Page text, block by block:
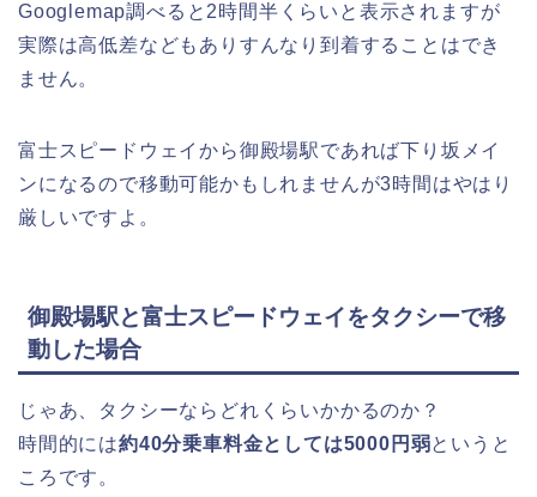
Googlemap調べると2時間半くらいと表示されますが
実際は高低差などもありすんなり到着することはでき
ません。
富士スピードウェイから御殿場駅であれば下り坂メイ
ンになるので移動可能かもしれませんが3時間はやはり
厳しいですよ。
御殿場駅と富士スピードウェイをタクシーで移
動した場合
じゃあ、タクシーならどれくらいかかるのか？
時間的には約40分乗車料金としては5000円弱というと
ころです。